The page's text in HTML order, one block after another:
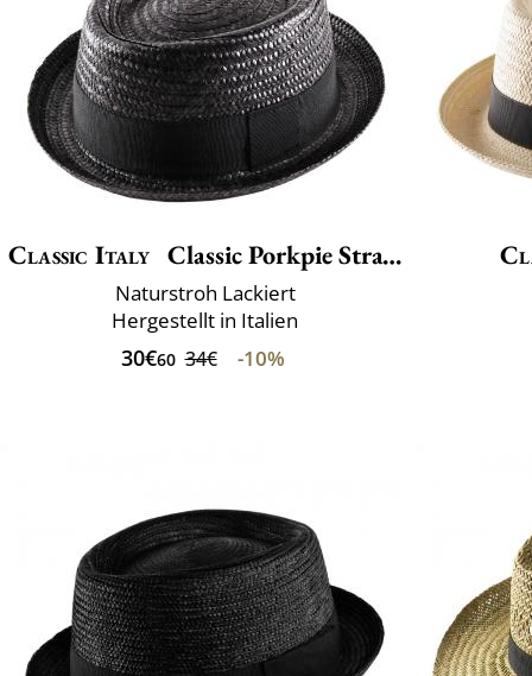
Classic Italy Classic Porkpie Straw
Naturstroh Lackiert
Hergestellt in Italien
30€60 34€ -10%